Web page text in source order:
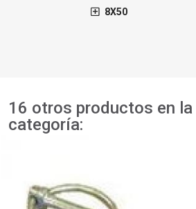
8X50
16 otros productos en
categoría: